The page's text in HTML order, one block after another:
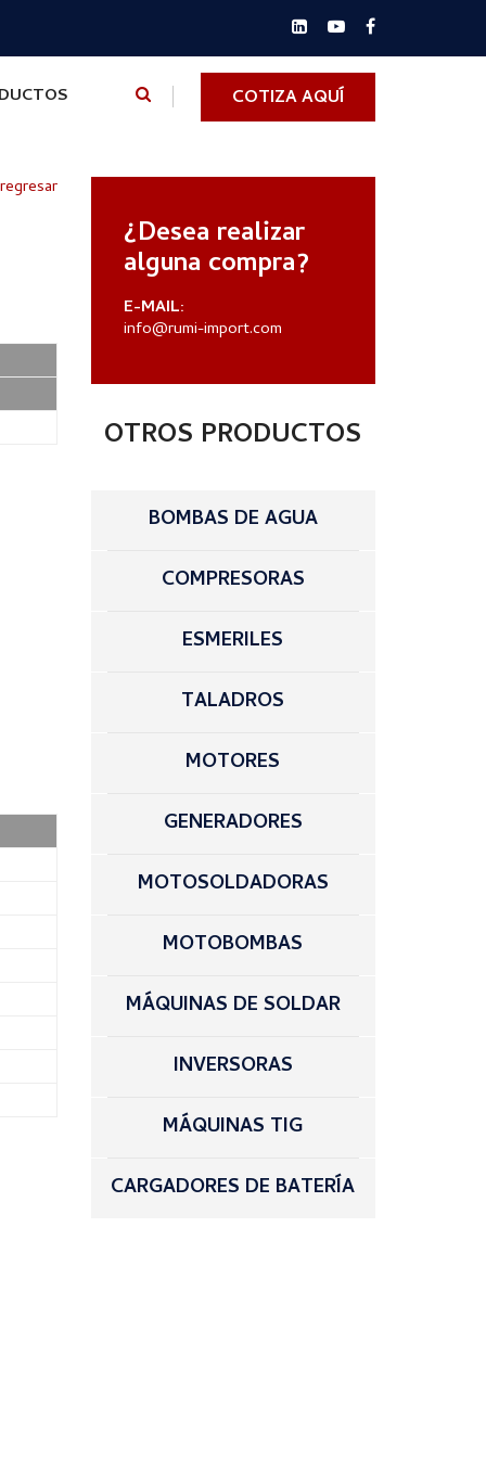
COTIZA AQUÍ
¿Desea realizar
alguna compra?
E-MAIL:
info@rumi-import.com
OTROS PRODUCTOS
BOMBAS DE AGUA
COMPRESORAS
ESMERILES
TALADROS
MOTORES
GENERADORES
MOTOSOLDADORAS
MOTOBOMBAS
MÁQUINAS DE SOLDAR
INVERSORAS
MÁQUINAS TIG
CARGADORES DE BATERÍA